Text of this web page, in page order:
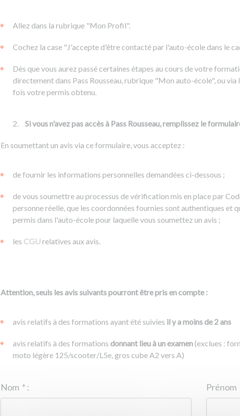
Allez dans la rubrique "Mon Profil".
Cochez la case "J'accepte d'être contacté par l'auto-école dans le
Dès que vous aurez passé certaines étapes au cours de votre
directement dans Pass Rousseau, rubrique "Mon auto-école", ou
fois votre permis obtenu.
Si vous n'avez pas accès à Pass Rousseau, remplissez le
En soumettant un avis via ce formulaire, vous acceptez :
de fournir les informations personnelles demandées ci-dessous ;
de vous soumettre au processus de vérification mis en place par
personne réelle, que les coordonnées fournies sont authentiques et
permis dans l'auto-école pour laquelle vous soumettez un avis ;
les CGUrelatives aux avis.
Attention, seuls les avis suivants pourront être pris en compte :
avis relatifs à des formations ayant été suivies il y a moins de 2 ans
avis relatifs à des formations donnant lieu à un examen(exclues :
moto légère 125/scooter/L5e, gros cube A2 vers A)
* :